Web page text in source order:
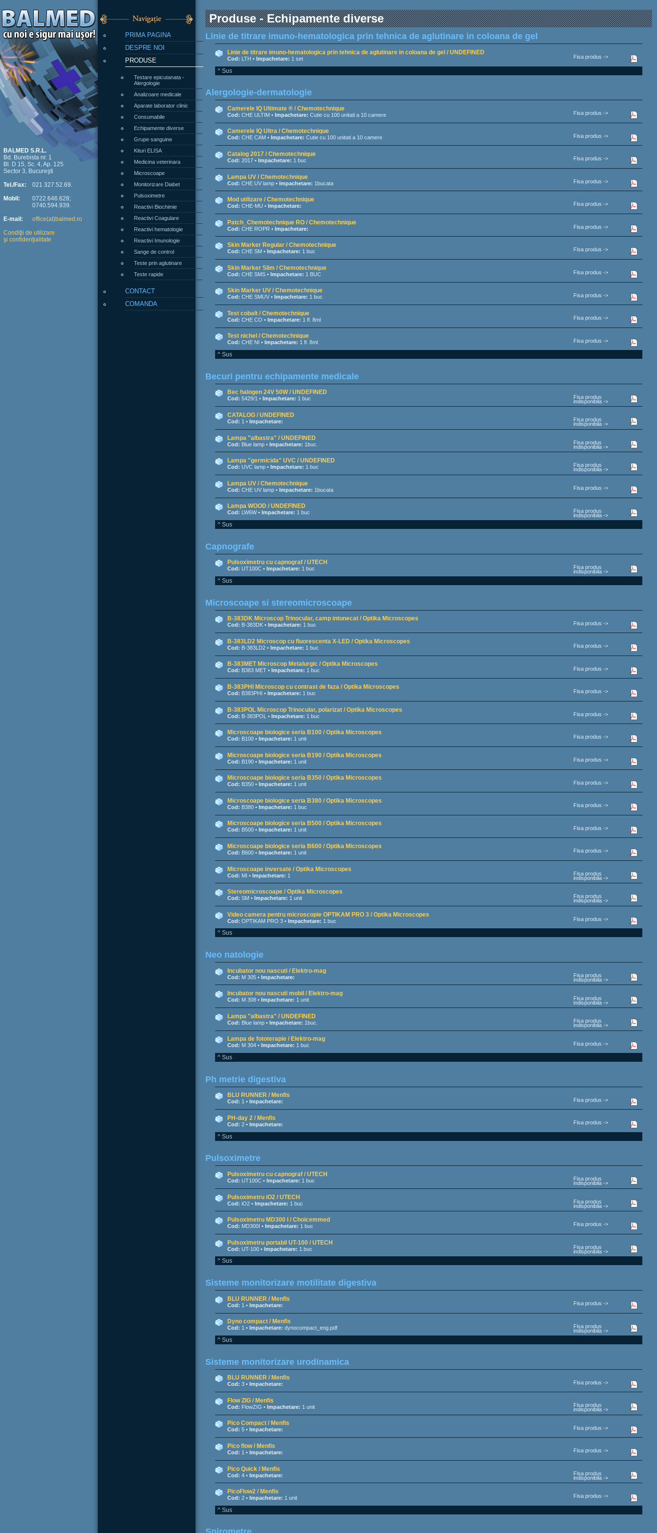
Produse - Echipamente diverse
Linie de titrare imuno-hematologica prin tehnica de aglutinare in coloana de gel
Linie de titrare imuno-hematologica prin tehnica de aglutinare in coloana de gel / UNDEFINED
Cod: LTH • Impachetare: 1 set Fisa produs ->
^ Sus
Alergologie-dermatologie
Camerele IQ Ultimate ® / Chemotechnique
Cod: CHE ULTIM • Impachetare: Cutie cu 100 unitati a 10 camere Fisa produs ->
Camerele IQ Ultra / Chemotechnique
Cod: CHE CAM • Impachetare: Cutie cu 100 unitati a 10 camere Fisa produs ->
Catalog 2017 / Chemotechnique
Cod: 2017 • Impachetare: 1 buc Fisa produs ->
Lampa UV / Chemotechnique
Cod: CHE UV lamp • Impachetare: 1bucata Fisa produs ->
Mod utilizare / Chemotechnique
Cod: CHE-MU • Impachetare: Fisa produs ->
Patch_Chemotechnique RO / Chemotechnique
Cod: CHE ROPR • Impachetare: Fisa produs ->
Skin Marker Regular / Chemotechnique
Cod: CHE SM • Impachetare: 1 buc Fisa produs ->
Skin Marker Slim / Chemotechnique
Cod: CHE SMS • Impachetare: 1 BUC Fisa produs ->
Skin Marker UV / Chemotechnique
Cod: CHE SMUV • Impachetare: 1 buc Fisa produs ->
Test cobalt / Chemotechnique
Cod: CHE CO • Impachetare: 1 fl. 8ml Fisa produs ->
Test nichel / Chemotechnique
Cod: CHE NI • Impachetare: 1 fl. 8ml Fisa produs ->
^ Sus
Becuri pentru echipamente medicale
Bec halogen 24V 50W / UNDEFINED
Cod: 5429/1 • Impachetare: 1 buc Fisa produs
indisponibila ->
CATALOG / UNDEFINED
Cod: 1 • Impachetare: Fisa produs
indisponibila ->
Lampa "albastra" / UNDEFINED
Cod: Blue lamp • Impachetare: 1buc. Fisa produs
indisponibila ->
Lampa "germicida" UVC / UNDEFINED
Cod: UVC lamp • Impachetare: 1 buc Fisa produs
indisponibila ->
Lampa UV / Chemotechnique
Cod: CHE UV lamp • Impachetare: 1bucata Fisa produs ->
Lampa WOOD / UNDEFINED
Cod: LW6W • Impachetare: 1 buc Fisa produs
indisponibila ->
^ Sus
Capnografe
Pulsoximetru cu capnograf / UTECH
Cod: UT100C • Impachetare: 1 buc Fisa produs
indisponibila ->
^ Sus
Microscoape si stereomicroscoape
B-383DK Microscop Trinocular, camp intunecat / Optika Microscopes
Cod: B-383DK • Impachetare: 1 buc Fisa produs ->
B-383LD2 Microscop cu fluorescenta X-LED / Optika Microscopes
Cod: B-383LD2 • Impachetare: 1 buc Fisa produs ->
B-383MET Microscop Metalurgic / Optika Microscopes
Cod: B383 MET • Impachetare: 1 buc Fisa produs ->
B-383PHI Microscop cu contrast de faza / Optika Microscopes
Cod: B383PHI • Impachetare: 1 buc Fisa produs ->
B-383POL Microscop Trinocular, polarizat / Optika Microscopes
Cod: B-383POL • Impachetare: 1 buc Fisa produs ->
Microscoape biologice seria B100 / Optika Microscopes
Cod: B100 • Impachetare: 1 unit Fisa produs ->
Microscoape biologice seria B190 / Optika Microscopes
Cod: B190 • Impachetare: 1 unit Fisa produs ->
Microscoape biologice seria B350 / Optika Microscopes
Cod: B350 • Impachetare: 1 unit Fisa produs ->
Microscoape biologice seria B380 / Optika Microscopes
Cod: B380 • Impachetare: 1 buc Fisa produs ->
Microscoape biologice seria B500 / Optika Microscopes
Cod: B500 • Impachetare: 1 unit Fisa produs ->
Microscoape biologice seria B600 / Optika Microscopes
Cod: B600 • Impachetare: 1 unit Fisa produs ->
Microscoape inversate / Optika Microscopes
Cod: MI • Impachetare: 1 Fisa produs
indisponibila ->
Stereomicroscoape / Optika Microscopes
Cod: SM • Impachetare: 1 unit Fisa produs
indisponibila ->
Video camera pentru microscopie OPTIKAM PRO 3 / Optika Microscopes
Cod: OPTIKAM PRO 3 • Impachetare: 1 buc Fisa produs ->
^ Sus
Neo natologie
Incubator nou nascuti / Elektro-mag
Cod: M 305 • Impachetare: Fisa produs
indisponibila ->
Incubator nou nascuti mobil / Elektro-mag
Cod: M 308 • Impachetare: 1 unit Fisa produs
indisponibila ->
Lampa "albastra" / UNDEFINED
Cod: Blue lamp • Impachetare: 1buc. Fisa produs
indisponibila ->
Lampa de fototerapie / Elektro-mag
Cod: M 304 • Impachetare: 1 buc Fisa produs ->
^ Sus
Ph metrie digestiva
BLU RUNNER / Menfis
Cod: 1 • Impachetare: Fisa produs ->
PH-day 2 / Menfis
Cod: 2 • Impachetare: Fisa produs ->
^ Sus
Pulsoximetre
Pulsoximetru cu capnograf / UTECH
Cod: UT100C • Impachetare: 1 buc Fisa produs
indisponibila ->
Pulsoximetru iO2 / UTECH
Cod: iO2 • Impachetare: 1 buc Fisa produs
indisponibila ->
Pulsoximetru MD300 I / Choicemmed
Cod: MD300I • Impachetare: 1 buc Fisa produs ->
Pulsoximetru portabil UT-100 / UTECH
Cod: UT-100 • Impachetare: 1 buc Fisa produs
indisponibila ->
^ Sus
Sisteme monitorizare motilitate digestiva
BLU RUNNER / Menfis
Cod: 1 • Impachetare: Fisa produs ->
Dyno compact / Menfis
Cod: 1 • Impachetare: dynocompact_eng.pdf Fisa produs
indisponibila ->
^ Sus
Sisteme monitorizare urodinamica
BLU RUNNER / Menfis
Cod: 3 • Impachetare: Fisa produs ->
Flow ZIG / Menfis
Cod: FlowZIG • Impachetare: 1 unit Fisa produs
indisponibila ->
Pico Compact / Menfis
Cod: 5 • Impachetare: Fisa produs ->
Pico flow / Menfis
Cod: 1 • Impachetare: Fisa produs ->
Pico Quick / Menfis
Cod: 4 • Impachetare: Fisa produs
indisponibila ->
PicoFlow2 / Menfis
Cod: 2 • Impachetare: 1 unit Fisa produs ->
^ Sus
PRIMA PAGINA
DESPRE NOI
PRODUSE
Testare epicutanata -
Alergologie
Analizoare medicale
Aparate laborator clinic
Consumabile
Echipamente diverse
Grupe sanguine
Kituri ELISA
Medicina veterinara
Microscoape
Monitorizare Diabet
Pulsoximetre
Reactivi Biochimie
Reactivi Coagulare
Reactivi hematologie
Reactivi Imunologie
Sange de control
Teste prin aglutinare
Teste rapide
CONTACT
COMANDA
BALMED S.R.L.
Bd. Burebista nr. 1
Bl. D 15, Sc. 4, Ap. 125
Sector 3, Bucureşti
Tel./Fax:
Mobil:
E-mail:
021 327.52.69.
0722.646.628;
0740.594.939.
office(at)balmed.ro
Condiţii de utilizare
şi confidenţialitate